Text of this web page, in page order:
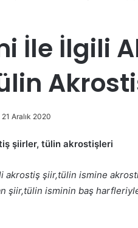
İle İlgili
Aralık 2020
şiirler, tülin akrostişleri
şiir,tülin ismine
şiir,tülin isminin baş